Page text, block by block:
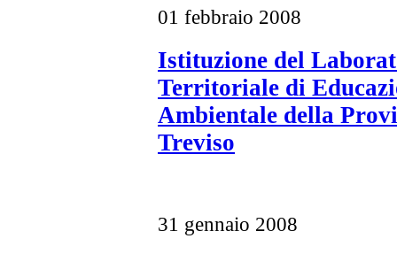
01 febbraio 2008
Istituzione del
Territoriale di
Ambientale della
Treviso
31 gennaio 2008